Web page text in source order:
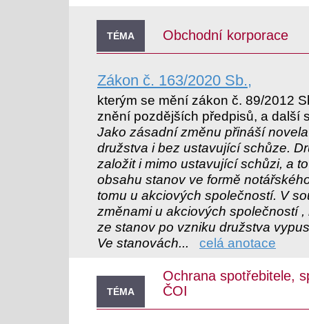
TÉMA Obchodní korporace
Zákon č. 163/2020 Sb.,
kterým se mění zákon č. 89/2012
znění pozdějších předpisů, a další
Jako zásadní změnu přináší
družstva i bez ustavující schůze.
založit i mimo ustavující schůzi, a
obsahu stanov ve formě
tomu u akciových společností. V
změnami u akciových společností
ze stanov po vzniku družstva
Ve stanovách...
celá anotace
TÉMA
Ochrana spotřebitele,
ČOI